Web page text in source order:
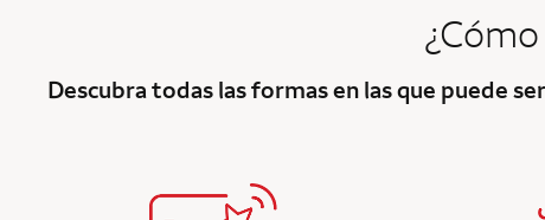
Descubra todas las formas en las que puede